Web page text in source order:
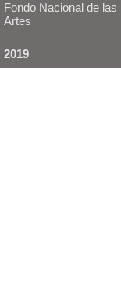
Fondo Nacional de las
Artes
2019